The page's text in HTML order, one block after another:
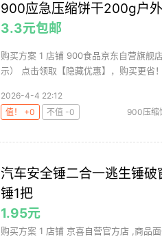
900应急压缩饼干200g户
3.3元包邮
购买方案 1 店铺 900食品京东自营旗舰
示） 点击领取【隐藏优惠】，购买更省
2026-4-4 22:12
值！ +0
不值 -0
900压缩
汽车安全锤二合一逃生锤
锤1把
1.95元
购买方案 1 店铺 京喜自营官方店 ,商品